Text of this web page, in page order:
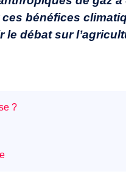
bénéfices
le débat sur
?